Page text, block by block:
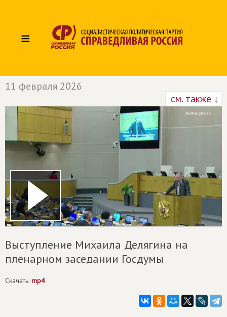
≡
11 февраля 2026
см. также ↓
Выступление Михаила Делягина на
пленарном заседании Госдумы
Скачать: mp4